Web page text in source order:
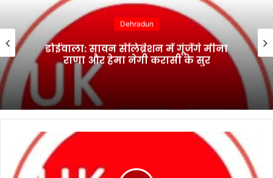
Dehradun
डोईवाला: सावन सेलिब्रेशन में गूंजेंगे मीना
राणा और हेमा नेगी करासी के सुर